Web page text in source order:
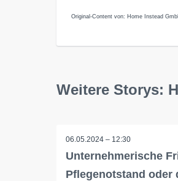
Original-Content von: Home Instead
Weitere Storys:
06.05.2024 – 12:30
Unternehmerische
Pflegenotstand oder